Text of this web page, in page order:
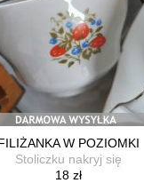
ZEW POZIOMKI
Stoliczku nakryj się
18 zł